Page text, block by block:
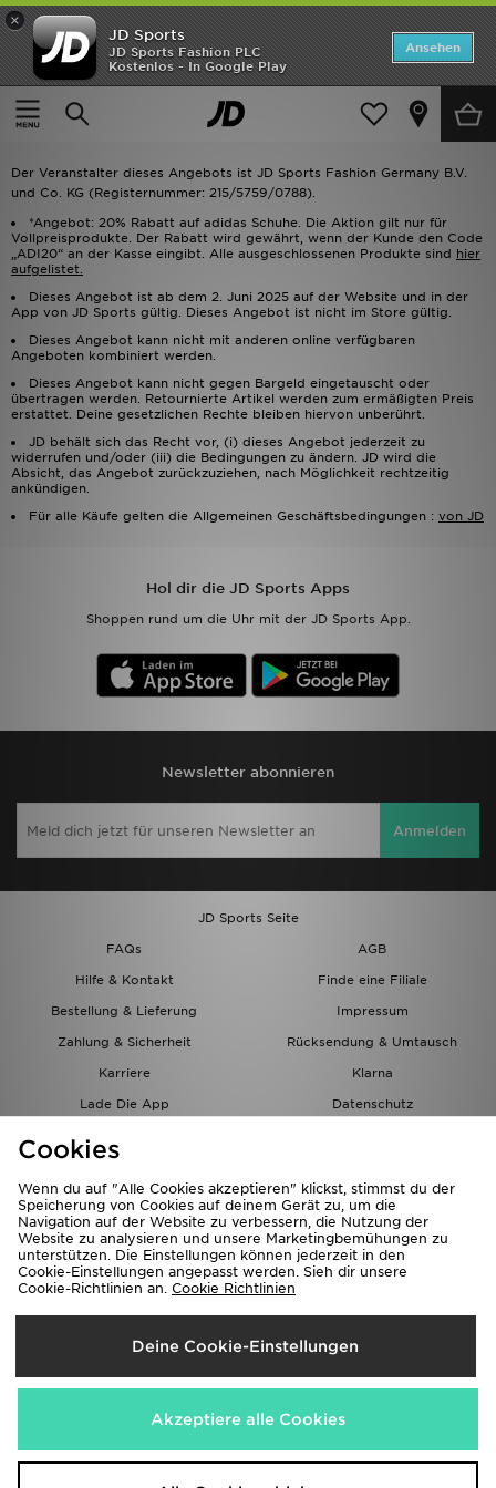
×
JD Sports
JD Sports Fashion PLC
Kostenlos - In Google Play
Ansehen
Startseite
20 % Rabatt auf adidas-Schuhe
20 % Rabatt auf adidas-Schuhe
Der Veranstalter dieses Angebots ist JD Sports Fashion Germany B.V.
und Co. KG (Registernummer: 215/5759/0788).
*Angebot: 20% Rabatt auf adidas Schuhe. Die Aktion gilt nur für
Vollpreisprodukte. Der Rabatt wird gewährt, wenn der Kunde den Code
„ADI20“ an der Kasse eingibt. Alle ausgeschlossenen Produkte sind hier
aufgelistet.
Dieses Angebot ist ab dem 2. Juni 2025 auf der Website und in der
App von JD Sports gültig. Dieses Angebot ist nicht im Store gültig.
Dieses Angebot kann nicht mit anderen online verfügbaren
Angeboten kombiniert werden.
Dieses Angebot kann nicht gegen Bargeld eingetauscht oder
übertragen werden. Retournierte Artikel werden zum ermäßigten Preis
erstattet. Deine gesetzlichen Rechte bleiben hiervon unberührt.
JD behält sich das Recht vor, (i) dieses Angebot jederzeit zu
widerrufen und/oder (iii) die Bedingungen zu ändern. JD wird die
Absicht, das Angebot zurückzuziehen, nach Möglichkeit rechtzeitig
ankündigen.
Für alle Käufe gelten die Allgemeinen Geschäftsbedingungen : von JD
Hol dir die JD Sports Apps
Shoppen rund um die Uhr mit der JD Sports App.
Newsletter abonnieren
Anmelden
JD Sports Seite
FAQs
AGB
Hilfe & Kontakt
Finde eine Filiale
Bestellung & Lieferung
Impressum
Zahlung & Sicherheit
Rücksendung & Umtausch
Karriere
Klarna
Lade Die App
Datenschutz
Lieferung Nach
Österreich
Wir akzeptieren folgende Zahlungsmethoden
Startseite
ANGEBOTE
Neuheiten
Herren
Damen
Kinder
Bestsellers
JD Exklusives
Fußball
Filialfinder
Meine Nachrichten
Trending Styles
Cookies
Wenn du auf "Alle Cookies akzeptieren" klickst, stimmst du der
Speicherung von Cookies auf deinem Gerät zu, um die
Navigation auf der Website zu verbessern, die Nutzung der
Website zu analysieren und unsere Marketingbemühungen zu
unterstützen. Die Einstellungen können jederzeit in den
Cookie-Einstellungen angepasst werden. Sieh dir unsere
Cookie-Richtlinien an. Cookie Richtlinien
Deine Cookie-Einstellungen
Akzeptiere alle Cookies